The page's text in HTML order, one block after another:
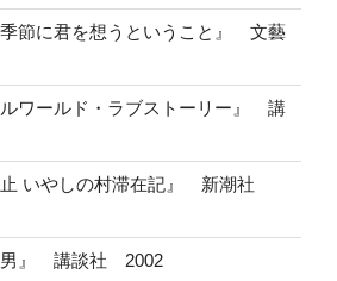
節に君を想うということ』 文藝
ワールド・ラブストーリー』 講
いやしの村滞在記』 新潮社
』 講談社 2002